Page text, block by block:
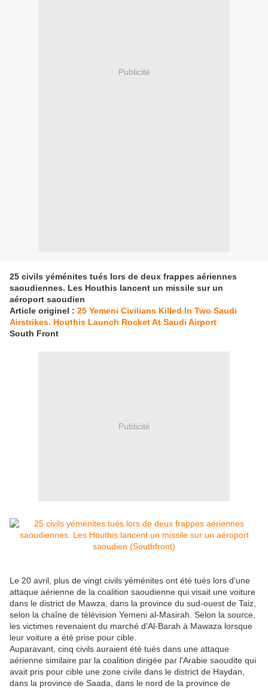
Publicité
25 civils yéménites tués lors de deux frappes aériennes
saoudiennes. Les Houthis lancent un missile sur un
aéroport saoudien
Article originel : 25 Yemeni Civilians Killed In Two Saudi
Airstrikes. Houthis Launch Rocket At Saudi Airport
South Front
Publicité
Le 20 avril, plus de vingt civils yéménites ont été tués lors d'une
attaque aérienne de la coalition saoudienne qui visait une voiture
dans le district de Mawza, dans la province du sud-ouest de Taiz,
selon la chaîne de télévision Yemeni al-Masirah. Selon la source,
les victimes revenaient du marché d'Al-Barah à Mawaza lorsque
leur voiture a été prise pour cible.
Auparavant, cinq civils auraient été tués dans une attaque
aérienne similaire par la coalition dirigée par l'Arabie saoudite qui
avait pris pour cible une zone civile dans le district de Haydan,
dans la province de Saada, dans le nord de la province de